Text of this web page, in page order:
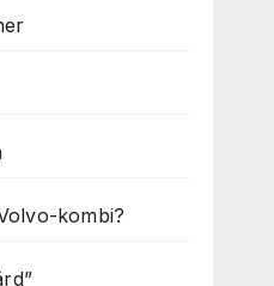
kombi?